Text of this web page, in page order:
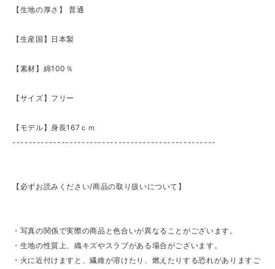
【生地の厚さ】 ​普通
【生産国】日本製
【素材】綿100％
【サイズ】フリー
【モデル】身長167ｃｍ
--------------------------------------------------
【必ずお読みください/商品の取り扱いについて】
・写真の関係で実際の商品と色合いが異なることがございます。
・生地の性質上、織キズやスラブがある場合がございます。
・火に近付けますと、繊維が溶けたり、燃えたりする恐れがありますご